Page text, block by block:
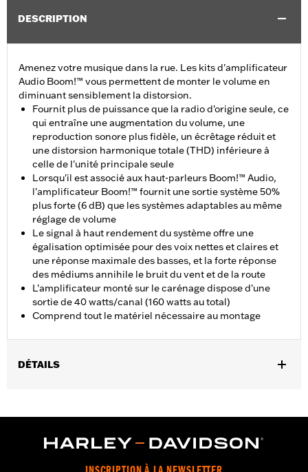
DESCRIPTION
Amenez votre musique dans la rue. Les kits d'amplificateur
Audio Boom!™ vous permettent de monter le volume en
diminuant sensiblement la distorsion.
Fournit plus de puissance que la radio d'origine seule, ce
qui entraîne une augmentation du volume, une
reproduction sonore plus fidèle, un écrêtage réduit et
une distorsion harmonique totale (THD) inférieure à
celle de l'unité principale seule
Lorsqu'il est associé aux haut-parleurs Boom!™ Audio,
l'amplificateur Boom!™ fournit une sortie système 50%
plus forte (6 dB) que les systèmes adaptables au même
réglage de volume
Le signal à haut rendement du système offre une
égalisation optimisée pour des voix nettes et claires et
une réponse maximale des basses, et la forte réponse
des médiums annihile le bruit du vent et de la route
L'amplificateur monté sur le carénage dispose d'une
sortie de 40 watts/canal (160 watts au total)
Comprend tout le matériel nécessaire au montage
DÉTAILS
Une mise à jour du logiciel Digital Technician par le
concessionnaire est nécessaire. Il est recommandé de confier le
montage à votre concessionnaire.